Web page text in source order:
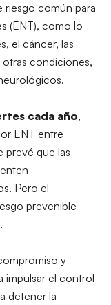
riesgo común para
(ENT), como lo
el cáncer, las
condiciones,
cada año,
ENT entre
prevé que las
Pero el
prevenible
y
impulsar el control
detener la